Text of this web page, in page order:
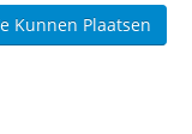
Kunnen Plaatsen